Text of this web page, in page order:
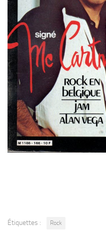
Étiquettes : Rock